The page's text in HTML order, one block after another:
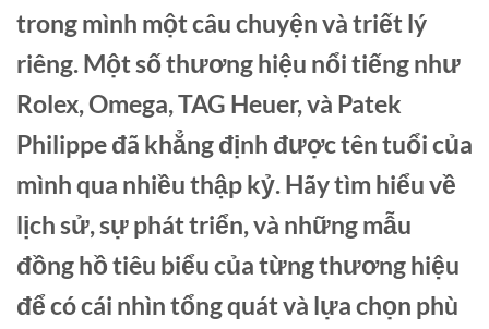
trong mình một câu chuyện và triết lý
riêng. Một số thương hiệu nổi tiếng như
Rolex, Omega, TAG Heuer, và Patek
Philippe đã khẳng định được tên tuổi của
mình qua nhiều thập kỷ. Hãy tìm hiểu về
lịch sử, sự phát triển, và những mẫu
đồng hồ tiêu biểu của từng thương hiệu
để có cái nhìn tổng quát và lựa chọn phù